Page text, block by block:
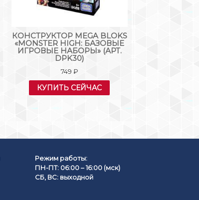
КОНСТРУКТОР MEGA BLOKS
«MONSTER HIGH: БАЗОВЫЕ
ИГРОВЫЕ НАБОРЫ» (АРТ.
DPK30)
749 ₽
КУПИТЬ СЕЙЧАС
Режим работы:
ПН-ПТ: 06:00 – 16:00 (мск)
СБ, ВС: выходной